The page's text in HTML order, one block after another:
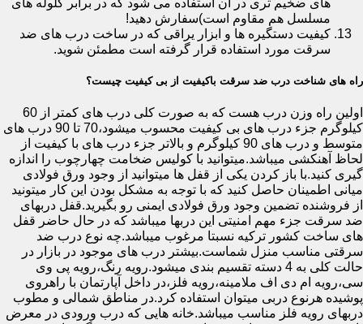
های ضخیم تری در آن استفاده می شود که در برابر گلوله های
مسلسل هم مقاوم است)سفارش دهید!
کیفیت دستگیره ها و ابزار یراقی که در ساخت درب های ضد
سرقت مورد استفاده قرار گرفته است مطمئن شوید.
راه های شناخت درب ضد سرقت باکیفیت از بی کیفیت چیست؟
اولین راه وزن درب هست که به صورت کلی درب های کمتر از 60
کیلوگرم جزء درب های بی کیفیت محسوب میشود،70 تا 90 درب های
متوسط و درب های 90 کیلوگرم و بالاتر جزء درب های با کیفیت از
لحاظ آهنکشی میباشد.میتوانید با کولیس ضخامت چهارچوب را اندازه
گیری کنید.با باز کردن یکی از قفل ها میتوانید از وجود ورق فولادی
میانی اطمینان حاصل کنید که با توجه به مشکل بودن این کار میتونید
از فروشنده تضمین وجود ورق فولادی ایمنی رو بگیرید.قفل دربهای
ضد سرقت جزء مهم امنیتی این دربها میباشد که در حال حاضر قفل
های ساخت کشور ترکیه نسبتا مرغوب میباشد.چه نوع درب ضد
سرقتی مناسب منزل شماست.بیشتر درب های موجود در بازار در
حالت کلی به 4 دسته تقسیم بندی میشود.رویه رنگ،رویه پی وی
سی،رویه ام دی اف ملامینه،رویه فلز،در داخل آپارتمان با راهروی
پوشیده هرنوع دربی میتوان استفاده کرد.در مناطق شمالی و مطوب
دربهای رویه فلز مناسب میباشد.خانه هایی که درب ورودی در معرض